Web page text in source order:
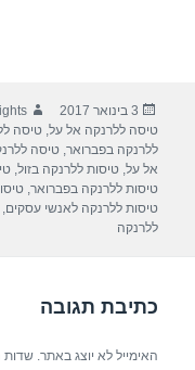
פורסם
בתאריך
3 בינואר 2017
טיסה ללרנקה אל על,טיסה
ללרנקה בפברואר,טיסה
אל על,טיסות ללרנקה בזול,
טיסות ללרנקה בפברואר,
טיסות ללרנקה לאנשי עסקים
ללרנקה
כתיבת תגובה
האימייל לא יוצג באתר. שדות